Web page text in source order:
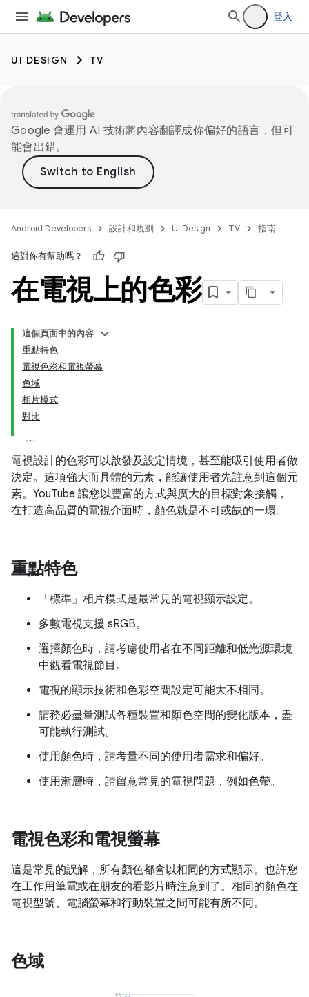
登入
UI DESIGN TV
Google 會運用 AI 技術將內容翻譯成你偏好的語言，但可
能會出錯。
Android Developers 設計和規劃 UI Design TV 指南
這對你有幫助嗎？
在電視上的色彩
這個頁面中的內容
重點特色
電視色彩和電視螢幕
色域
相片模式
對比
電視設計的色彩可以啟發及設定情境，甚至能吸引使用者做
決定。這項強大而具體的元素，能讓使用者先註意到這個元
素。YouTube 讓您以豐富的方式與廣大的目標對象接觸，
在打造高品質的電視介面時，顏色就是不可或缺的一環。
重點特色
「標準」相片模式是最常見的電視顯示設定。
多數電視支援 sRGB。
選擇顏色時，請考慮使用者在不同距離和低光源環境
中觀看電視節目。
電視的顯示技術和色彩空間設定可能大不相同。
請務必盡量測試各種裝置和顏色空間的變化版本，盡
可能執行測試。
使用顏色時，請考量不同的使用者需求和偏好。
使用漸層時，請留意常見的電視問題，例如色帶。
電視色彩和電視螢幕
這是常見的誤解，所有顏色都會以相同的方式顯示。也許您
在工作用筆電或在朋友的看影片時注意到了。相同的顏色在
電視型號、電腦螢幕和行動裝置之間可能有所不同。
色域